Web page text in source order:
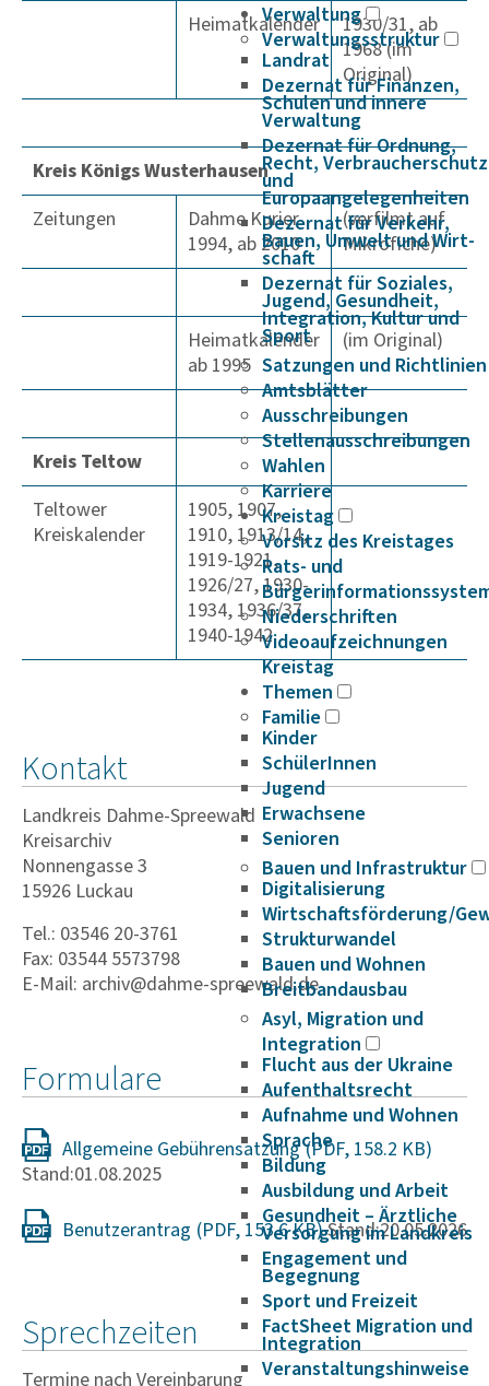
Verwaltung
Verwaltungsstruktur
Landrat
Dezernat für Finanzen,
Schulen und innere
Verwaltung
Dezernat für Ordnung,
Recht, Verbraucherschutz
und
Europaangelegenheiten
Dezernat für Verkehr,
Bauen, Umwelt und Wirt­
schaft
Dezernat für Soziales,
Jugend, Gesundheit,
Integration, Kultur und
Sport
Satzungen und Richtlinien
Amtsblätter
Ausschreibungen
Stellenausschreibungen
Wahlen
Karriere
Kreistag
Vorsitz des Kreistages
Rats- und
Niederschriften
Videoaufzeichnungen
Kreistag
Themen
Familie
Kinder
SchülerInnen
Jugend
Erwachsene
Senioren
Bauen und Infrastruktur
Digitalisierung
Wirtschaftsförderung/
Strukturwandel
Bauen und Wohnen
Breitbandausbau
Asyl, Migration und
Integration
Flucht aus der Ukraine
Aufenthaltsrecht
Aufnahme und Wohnen
Sprache
Bildung
Ausbildung und Arbeit
Gesundheit – Ärztliche
Versorgung im Landkreis
Engagement und
Begegnung
Sport und Freizeit
FactSheet Migration und
Integration
Veranstaltungshinweise
Heimatkalender
1930/31, ab
1968 (im
Original)
Kreis Königs Wusterhausen
Zeitungen
Dahme Kurier
1994, ab 2010
(verfilmt auf
Mikrofiche)
Heimatkalender
ab 1995
(im Original)
Kreis Teltow
Teltower
Kreiskalender
1905, 1907,
1910, 1913/14,
1919-1921,
1926/27, 1930-
1934, 1936/37,
1940-1942
Kontakt
Landkreis Dahme-Spreewald
Kreisarchiv
Nonnengasse 3
15926 Luckau
Tel.: 03546 20-3761
Fax: 03544 5573798
E-Mail: archiv@dahme-spreewald.de
Formulare
Allgemeine Gebührensatzung
Stand:01.08.2025
Benutzerantrag Stand:20.05.2026
Sprechzeiten
Termine nach Vereinbarung